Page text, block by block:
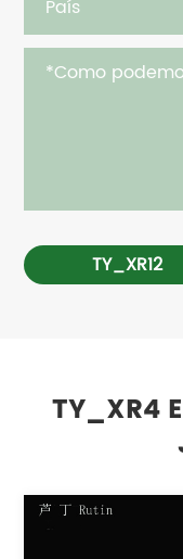
TY_XR12
TY_XR4